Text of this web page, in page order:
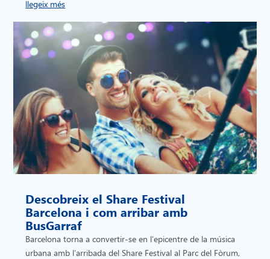
llegeix més
Descobreix el Share Festival
Barcelona i com arribar amb
BusGarraf
Barcelona torna a convertir-se en l’epicentre de la música
urbana amb l’arribada del Share Festival al Parc del Fòrum,